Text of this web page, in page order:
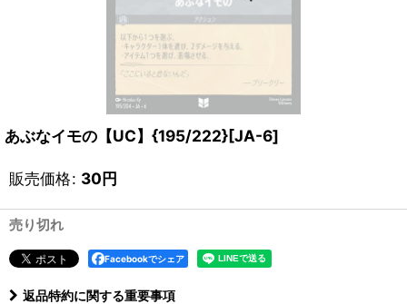
あぶなイモの【UC】{195/222}[JA-6]
販売価格: 30円
売り切れ
Facebookでシェア
返品特約に関する重要事項